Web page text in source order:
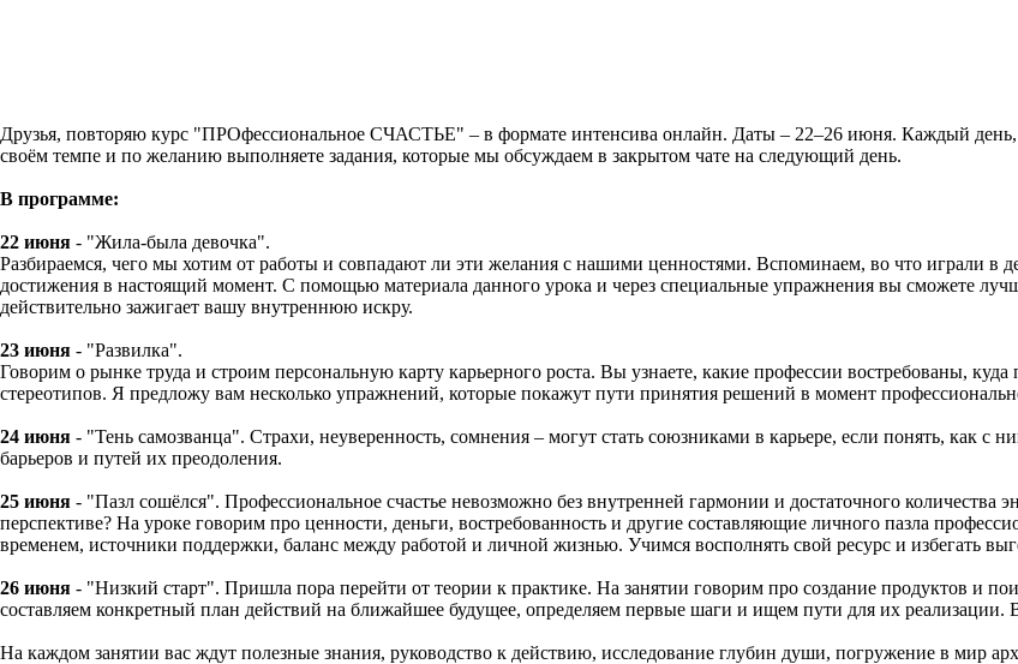
Друзья, повторяю курс "ПРОфессиональное СЧАСТЬЕ" – в формате интенсива онлайн. Даты – 22–26 июня. Каждый день,
своём темпе и по желанию выполняете задания, которые мы обсуждаем в закрытом чате на следующий день.
В программе:
22 июня - "Жила-была девочка".
Разбираемся, чего мы хотим от работы и совпадают ли эти желания с нашими ценностями. Вспоминаем, во что играли в
достижения в настоящий момент. С помощью материала данного урока и через специальные упражнения вы сможете
действительно зажигает вашу внутреннюю искру.
23 июня - "Развилка".
Говорим о рынке труда и строим персональную карту карьерного роста. Вы узнаете, какие профессии востребованы, куда
стереотипов. Я предложу вам несколько упражнений, которые покажут пути принятия решений в момент
24 июня - "Тень самозванца". Страхи, неуверенность, сомнения – могут стать союзниками в карьере, если понять, как
барьеров и путей их преодоления.
25 июня - "Пазл сошёлся". Профессиональное счастье невозможно без внутренней гармонии и достаточного количества
перспективе? На уроке говорим про ценности, деньги, востребованность и другие составляющие личного пазла
временем, источники поддержки, баланс между работой и личной жизнью. Учимся восполнять свой ресурс и избегать
26 июня - "Низкий старт". Пришла пора перейти от теории к практике. На занятии говорим про создание продуктов и
составляем конкретный план действий на ближайшее будущее, определяем первые шаги и ищем пути для их реализации.
На каждом занятии вас ждут полезные знания, руководство к действию, исследование глубин души, погружение в мир